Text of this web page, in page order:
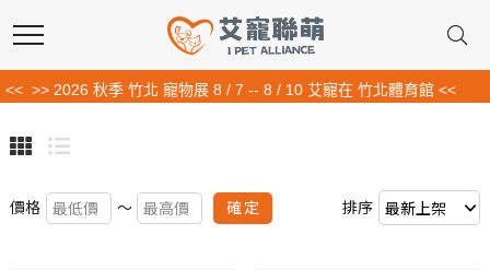
>> 2026 秋季 竹北 寵物展 8 / 7 -- 8 / 10 艾寵在 竹北體育館 <<
價格 ～ 確定 排序